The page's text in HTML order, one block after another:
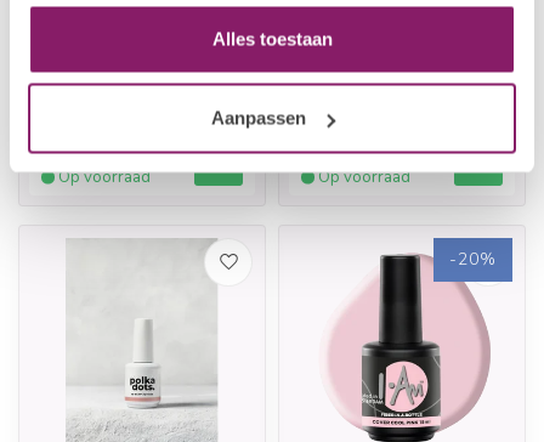
Alles toestaan
Aanpassen
Brush Builder - Rose
€18,09 €14,47
Op voorraad
Brush Builder - Soft
Nude
€18,09 €14,47
Op voorraad
-20%